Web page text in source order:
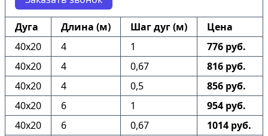
Дуга Длина (м) Шаг дуг (м)
Цена
40х20
4 1
776 руб.
40х20
4 0,67
816 руб.
40х20
4 0,5
856 руб.
40х20
6 1
954 руб.
40х20
6 0,67
1014 руб.